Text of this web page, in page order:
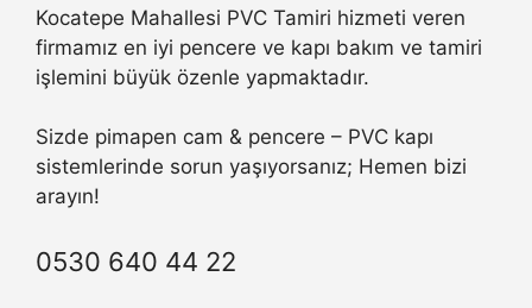
Kocatepe Mahallesi PVC Tamiri hizmeti veren
firmamız en iyi pencere ve kapı bakım ve tamiri
işlemini büyük özenle yapmaktadır.
Sizde pimapen cam & pencere – PVC kapı
sistemlerinde sorun yaşıyorsanız; Hemen bizi
arayın!
0530 640 44 22